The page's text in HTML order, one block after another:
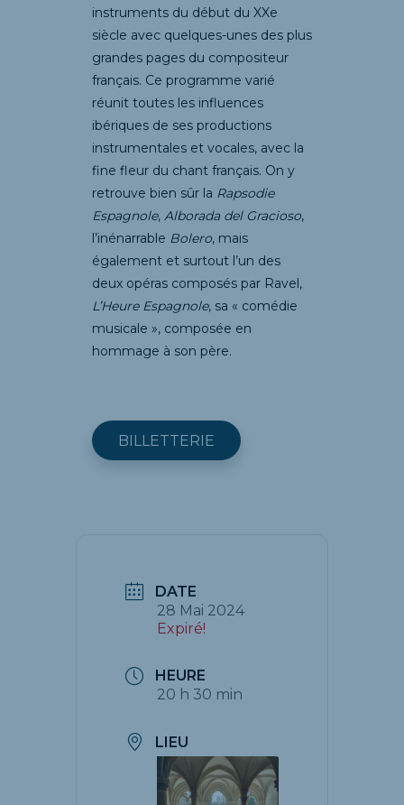
instruments du début du XXe
siècle avec quelques-unes des plus
grandes pages du compositeur
français. Ce programme varié
réunit toutes les influences
ibériques de ses productions
instrumentales et vocales, avec la
fine fleur du chant français. On y
retrouve bien sûr la Rapsodie
Espagnole, Alborada del Gracioso,
l’inénarrable Bolero, mais
également et surtout l’un des
deux opéras composés par Ravel,
L’Heure Espagnole, sa « comédie
musicale », composée en
hommage à son père.
BILLETTERIE
DATE
28 Mai 2024
Expiré!
HEURE
20 h 30 min
LIEU